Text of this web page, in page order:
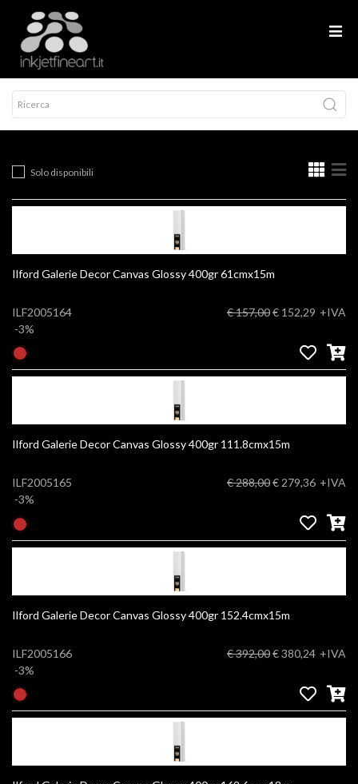
Solo disponibili
Ilford Galerie Decor Canvas Glossy 400gr 61cmx15m
ILF2005164
-3%
€ 157,00€ 152,29 +IVA
Ilford Galerie Decor Canvas Glossy 400gr 111.8cmx15m
ILF2005165
-3%
€ 288,00€ 279,36 +IVA
Ilford Galerie Decor Canvas Glossy 400gr 152.4cmx15m
ILF2005166
-3%
€ 392,00€ 380,24 +IVA